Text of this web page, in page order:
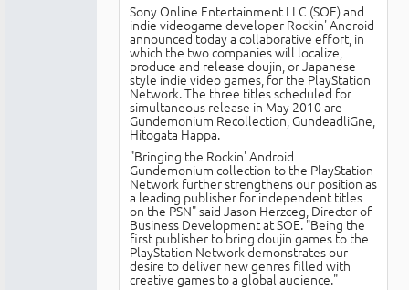
Sony Online Entertainment LLC (SOE) and
indie videogame developer Rockin' Android
announced today a collaborative effort, in
which the two companies will localize,
produce and release doujin, or Japanese-
style indie video games, for the PlayStation
Network. The three titles scheduled for
simultaneous release in May 2010 are
Gundemonium Recollection, GundeadliGne,
Hitogata Happa.
"Bringing the Rockin' Android
Gundemonium collection to the PlayStation
Network further strengthens our position as
a leading publisher for independent titles
on the PSN" said Jason Herzceg, Director of
Business Development at SOE. "Being the
first publisher to bring doujin games to the
PlayStation Network demonstrates our
desire to deliver new genres filled with
creative games to a global audience."